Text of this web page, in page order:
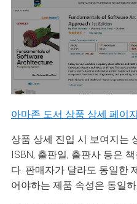
아마존 도서 상품 상세 페이지
상품 상세 진입 시 보여지는
ISBN, 출판일, 출판사 등은
다. 판매자가 달라도 동일한
어야하는 제품 속성은 동일